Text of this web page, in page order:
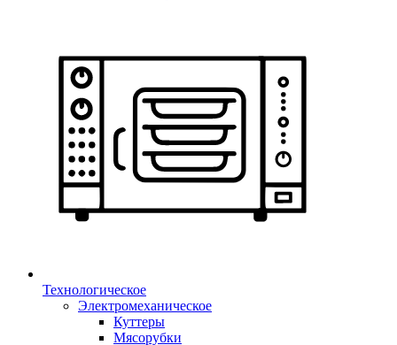
Технологическое
Электромеханическое
Куттеры
Мясорубки